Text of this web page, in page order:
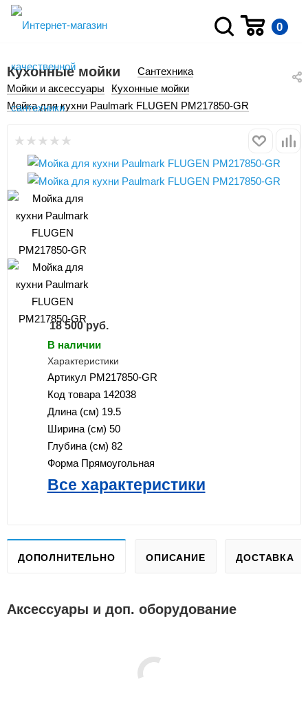
0
Кухонные мойки
Сантехника
Мойки и аксессуары
Кухонные мойки
Мойка для кухни Paulmark FLUGEN PM217850-GR
18 500руб.
В наличии
Характеристики
Артикул PM217850-GR
Код товара 142038
Длина (см) 19.5
Ширина (см) 50
Глубина (см) 82
Форма Прямоугольная
Все характеристики
ДОПОЛНИТЕЛЬНО ОПИСАНИЕ ДОСТАВКА
Аксессуары и доп. оборудование